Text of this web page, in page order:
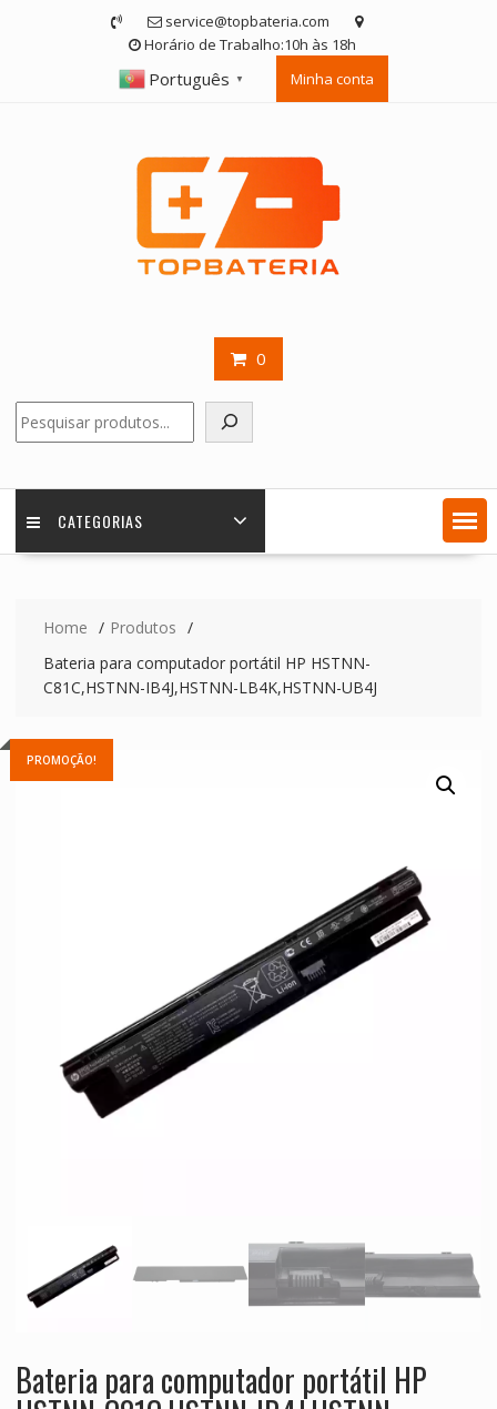
service@topbateria.com
Horário de Trabalho:10h às 18h
Português ▼ Minha conta
0
CATEGORIAS
Home
Produtos
Bateria para computador portátil HP HSTNN-
C81C,HSTNN-IB4J,HSTNN-LB4K,HSTNN-UB4J
PROMOÇÃO!
Bateria para computador portátil HP